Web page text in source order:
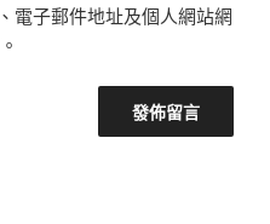
電子郵件地址及個人網站網